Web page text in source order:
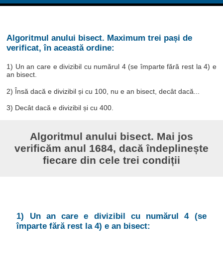
Algoritmul anului bisect. Maximum trei pași de
verificat, în această ordine:
1) Un an care e divizibil cu numărul 4 (se împarte fără rest la 4) e
an bisect.
2) Însă dacă e divizibil și cu 100, nu e an bisect, decât dacă...
3) Decât dacă e divizibil și cu 400.
Algoritmul anului bisect. Mai jos
verificăm anul 1684, dacă îndeplinește
fiecare din cele trei condiții
1) Un an care e divizibil cu numărul 4 (se
împarte fără rest la 4) e an bisect: